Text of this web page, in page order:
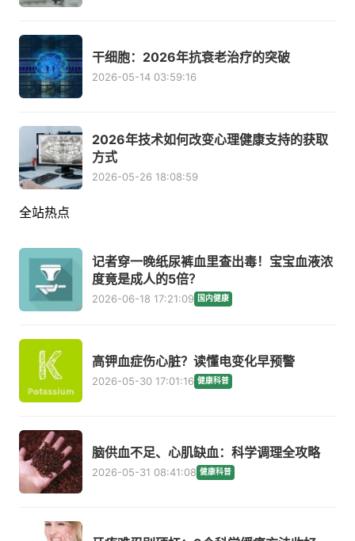
干细胞：2026年抗衰老治疗的突破
2026-05-14 03:59:16
2026年技术如何改变心理健康支持的获取
方式
2026-05-26 18:08:59
全站热点
记者穿一晚纸尿裤血里查出毒！宝宝血液浓
度竟是成人的5倍？
2026-06-18 17:21:09 国内健康
高钾血症伤心脏？读懂电变化早预警
2026-05-30 17:01:16 健康科普
脑供血不足、心肌缺血：科学调理全攻略
2026-05-31 08:41:08 健康科普